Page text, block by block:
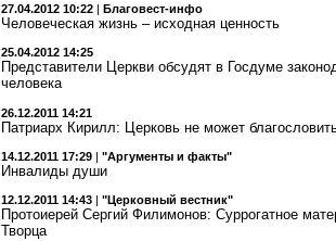
27.04.2012 10:22 | Благовест-инфо
Человеческая жизнь – исходная ценность
25.04.2012 14:25
Представители Церкви обсудят в Госдуме
человека
26.12.2011 14:21
Патриарх Кирилл: Церковь не может
14.12.2011 17:29 | "Аргументы и факты"
Инвалиды души
12.12.2011 14:43 "Церковный вестник"
Протоиерей Сергий Филимонов: Суррогатное
Творца